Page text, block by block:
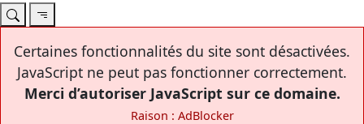
Certaines fonctionnalités du site sont désactivées.
JavaScript ne peut pas fonctionner correctement.
Merci d’autoriser JavaScript sur ce domaine.
Raison : AdBlocker